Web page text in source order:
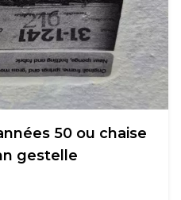
50 ou chaise
gestelle